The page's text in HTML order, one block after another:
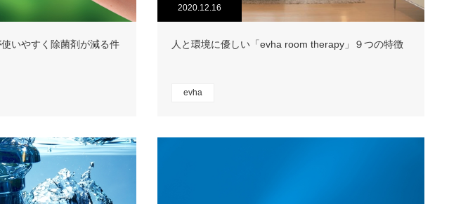
いやすく除菌剤が減る件
2020.12.16
人と環境に優しい「evha room therapy」９つの特徴
evha